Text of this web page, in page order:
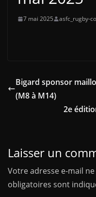
7 mai 2025 asfc_rugby-
Bigard sponsor
(M8 à M14)
2e
Laisser un
Votre adresse e-mail
obligatoires sont